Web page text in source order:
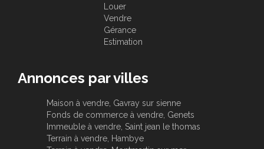
Louer
Vendre
Gérance
Estimation
Annonces par villes
Maison à vendre, Gavray sur sienne
Fonds de commerce à vendre, Genets
Immeuble à vendre, Saint jean le thomas
Terrain à vendre, Hambye